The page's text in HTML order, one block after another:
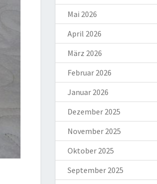
Mai 2026
April 2026
März 2026
Februar 2026
Januar 2026
Dezember 2025
November 2025
Oktober 2025
September 2025